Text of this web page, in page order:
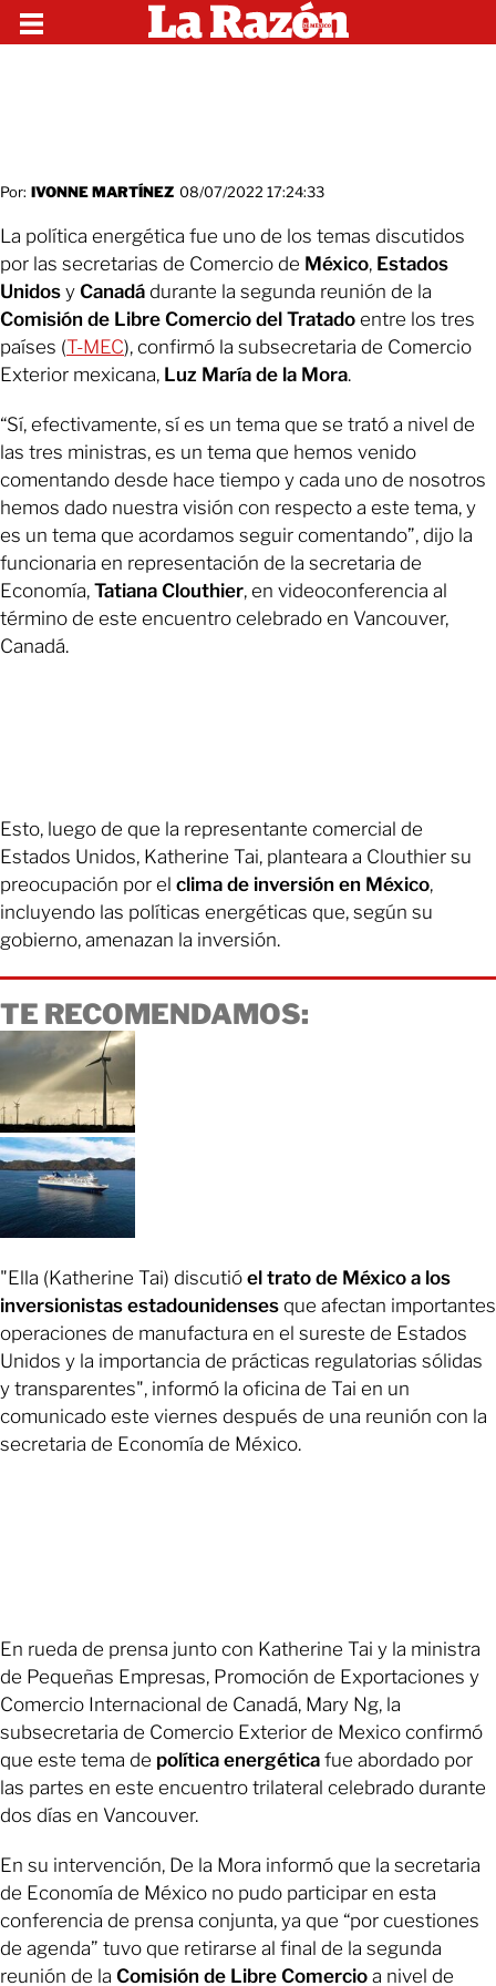
Por: IVONNE MARTÍNEZ 08/07/2022 17:24:33
La política energética fue uno de los temas discutidos
por las secretarias de Comercio de México, Estados
Unidos y Canadá durante la segunda reunión de la
Comisión de Libre Comercio del Tratado entre los tres
países (T-MEC), confirmó la subsecretaria de Comercio
Exterior mexicana, Luz María de la Mora.
“Sí, efectivamente, sí es un tema que se trató a nivel de
las tres ministras, es un tema que hemos venido
comentando desde hace tiempo y cada uno de nosotros
hemos dado nuestra visión con respecto a este tema, y
es un tema que acordamos seguir comentando”, dijo la
funcionaria en representación de la secretaria de
Economía, Tatiana Clouthier, en videoconferencia al
término de este encuentro celebrado en Vancouver,
Canadá.
Esto, luego de que la representante comercial de
Estados Unidos, Katherine Tai, planteara a Clouthier su
preocupación por el clima de inversión en México,
incluyendo las políticas energéticas que, según su
gobierno, amenazan la inversión.
TE RECOMENDAMOS:
"Ella (Katherine Tai) discutió el trato de México a los
inversionistas estadounidenses que afectan importantes
operaciones de manufactura en el sureste de Estados
Unidos y la importancia de prácticas regulatorias sólidas
y transparentes", informó la oficina de Tai en un
comunicado este viernes después de una reunión con la
secretaria de Economía de México.
En rueda de prensa junto con Katherine Tai y la ministra
de Pequeñas Empresas, Promoción de Exportaciones y
Comercio Internacional de Canadá, Mary Ng, la
subsecretaria de Comercio Exterior de Mexico confirmó
que este tema de política energética fue abordado por
las partes en este encuentro trilateral celebrado durante
dos días en Vancouver.
En su intervención, De la Mora informó que la secretaria
de Economía de México no pudo participar en esta
conferencia de prensa conjunta, ya que “por cuestiones
de agenda” tuvo que retirarse al final de la segunda
reunión de la Comisión de Libre Comercio a nivel de